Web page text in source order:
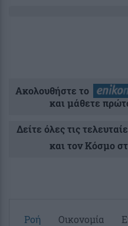
Ακολουθήστε το
και μάθετε
Δείτε όλες τις
και τον Κόσμο
Ροή Οικονομία